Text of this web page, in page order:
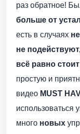
раз обратное!
больше от
есть в случаях
не
всё равно стоит
простую и
видео MUST
использоваться
много новых